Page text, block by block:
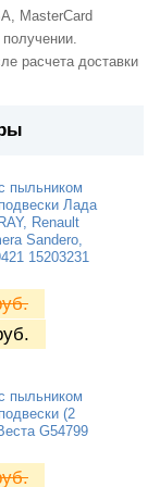
MasterCard
расчета доставки
пыльником
Лада
Renault
Sandero,
15203231
пыльником
(2
G54799